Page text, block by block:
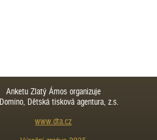
Anketu Zlatý Ámos organizuje
Dětská tisková agentura, z.s.
www.dta.cz